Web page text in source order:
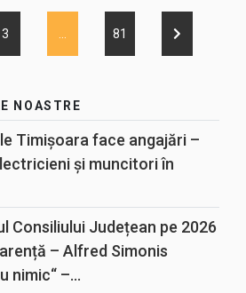
3 81
NOASTRE
Timișoara face angajări –
și muncitori în
Consiliului Județean pe 2026
– Alfred Simonis
nimic“ –...